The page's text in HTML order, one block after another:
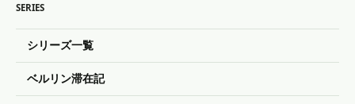
SERIES
シリーズ一覧
ベルリン滞在記